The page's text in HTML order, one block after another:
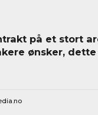
på et stort
ønsker,